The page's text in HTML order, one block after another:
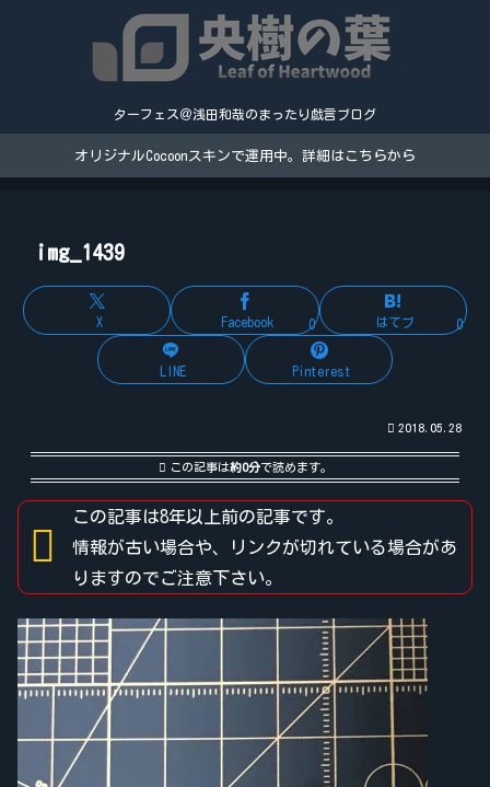
ターフェス＠浅田和哉のまったり戯言ブログ
オリジナルCocoonスキンで運用中。詳細はこちらから
img_1439
X Facebook 0 はてブ 0
LINE Pinterest
2018.05.28
この記事は約0分で読めます。
この記事は8年以上前の記事です。
情報が古い場合や、リンクが切れている場合があ
りますのでご注意下さい。